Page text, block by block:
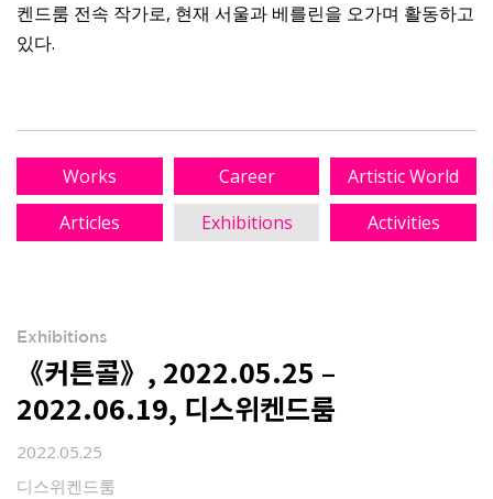
켄드룸 전속 작가로, 현재 서울과 베를린을 오가며 활동하고
있다.
Works Career
Artistic World
Articles
Exhibitions Activities
Exhibitions
《커튼콜》, 2022.05.25 –
2022.06.19, 디스위켄드룸
2022.05.25
디스위켄드룸